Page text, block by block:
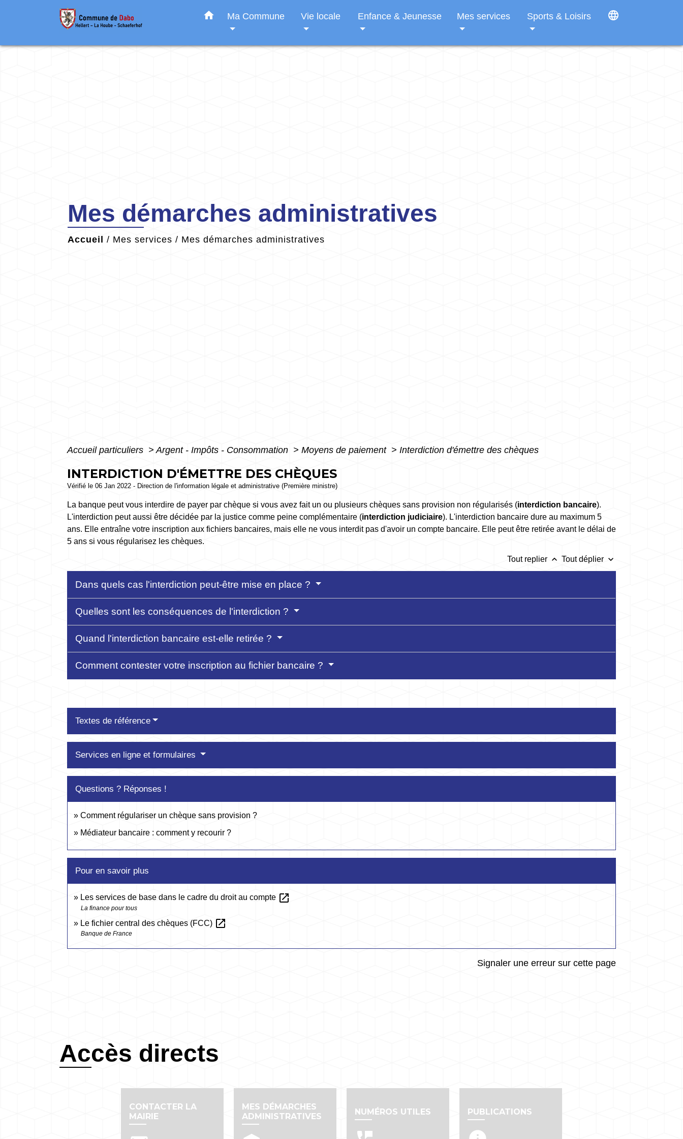
home Ma Commune Vie locale Enfance & Jeunesse Mes services Sports & Loisirs language
Mes démarches administratives
Accueil / Mes services / Mes démarches administratives
Accueil particuliers > Argent - Impôts - Consommation > Moyens de paiement > Interdiction d'émettre des chèques
INTERDICTION D'ÉMETTRE DES CHÈQUES
Vérifié le 06 Jan 2022 - Direction de l'information légale et administrative (Première ministre)
La banque peut vous interdire de payer par chèque si vous avez fait un ou plusieurs chèques sans provision non régularisés (interdiction bancaire).
L'interdiction peut aussi être décidée par la justice comme peine complémentaire (interdiction judiciaire). L'interdiction bancaire dure au maximum 5
ans. Elle entraîne votre inscription aux fichiers bancaires, mais elle ne vous interdit pas d'avoir un compte bancaire. Elle peut être retirée avant le délai de
5 ans si vous régularisez les chèques.
Tout replier keyboard_arrow_up Tout déplier keyboard_arrow_down
Dans quels cas l'interdiction peut-être mise en place ?
Quelles sont les conséquences de l'interdiction ?
Quand l'interdiction bancaire est-elle retirée ?
Comment contester votre inscription au fichier bancaire ?
Textes de référence
Services en ligne et formulaires
Questions ? Réponses !
Comment régulariser un chèque sans provision ?
Médiateur bancaire : comment y recourir ?
Pour en savoir plus
Les services de base dans le cadre du droit au compte open_in_new
La finance pour tous
Le fichier central des chèques (FCC) open_in_new
Banque de France
Signaler une erreur sur cette page
Accès directs
CONTACTER LA
MAIRIE
MES DÉMARCHES
ADMINISTRATIVES
NUMÉROS UTILES PUBLICATIONS